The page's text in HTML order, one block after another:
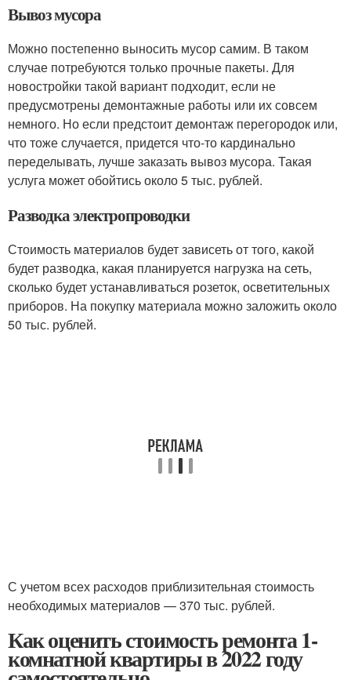
Вывоз мусора
Можно постепенно выносить мусор самим. В таком
случае потребуются только прочные пакеты. Для
новостройки такой вариант подходит, если не
предусмотрены демонтажные работы или их совсем
немного. Но если предстоит демонтаж перегородок или,
что тоже случается, придется что-то кардинально
переделывать, лучше заказать вывоз мусора. Такая
услуга может обойтись около 5 тыс. рублей.
Разводка электропроводки
Стоимость материалов будет зависеть от того, какой
будет разводка, какая планируется нагрузка на сеть,
сколько будет устанавливаться розеток, осветительных
приборов. На покупку материала можно заложить около
50 тыс. рублей.
С учетом всех расходов приблизительная стоимость
необходимых материалов — 370 тыс. рублей.
Как оценить стоимость ремонта 1-
комнатной квартиры в 2022 году